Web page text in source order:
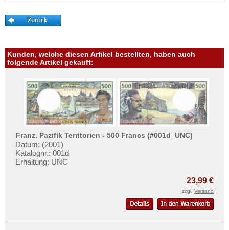
Singapur
Straits Settlements
Süd-Ossetien
Südkorea
Syrien
Tadschikistan
Taiwan
Thailand
Timor
Vereinigte Arabische Emirate
Vietnam
Kunden, welche diesen Artikel bestellten, haben auch
folgende Artikel gekauft:
Franz. Pazifik Territorien - 500 Francs (#001d_UNC)
Datum: (2001)
Katalognr.: 001d
Erhaltung: UNC
23,99 €
zzgl. Versand